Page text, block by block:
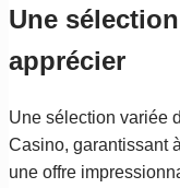
Une
apprécier
Une sélection variée
Casino, garantissant
une offre